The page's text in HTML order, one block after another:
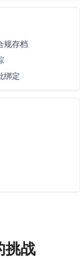
规存档
绑定
挑战